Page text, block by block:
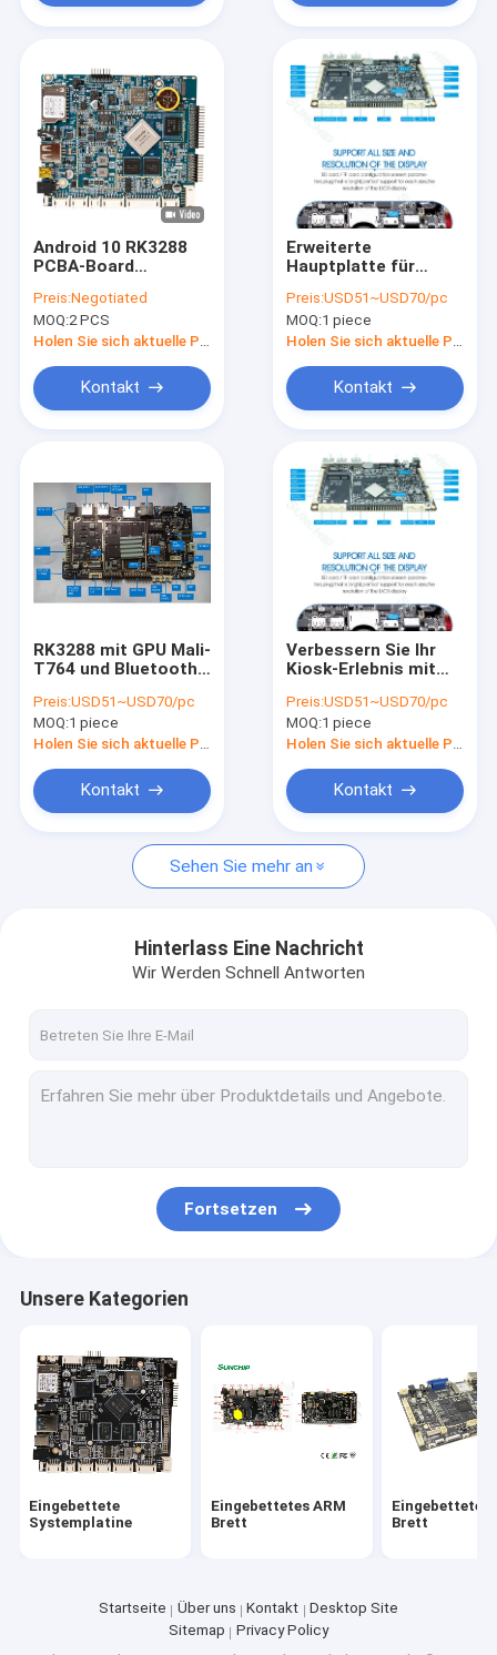
Produkte
Über uns
Fabrik-Ausflug
Nachrichten
Fälle
Eingebettete Systemplatine
Eingebettetes ARM Brett
Handelstablet-pc
Media Player
ausgedehnte LCD-Anzeige
Android bettete Brett ein
Industrielles ARM Brett
Android 10 RK3288
PCBA-Board
Steuerung
Entwicklung
Motherboard für
Preis:Negotiated
MOQ:2 PCS
Holen Sie sich aktuelle Preis
Kontakt
Erweiterte
Hauptplatte für
Bluetooth 5.2 und
Ethernet
Unterstützung
Preis:USD51~USD70/pc
MOQ:1 piece
Holen Sie sich aktuelle Preis
Kontakt
RK3288 mit GPU Mali-
T764 und Bluetooth
Preis:USD51~USD70/pc
MOQ:1 piece
Holen Sie sich aktuelle Preis
Kontakt
Verbessern Sie Ihr
Kiosk-Erlebnis mit
Bluetooth 5.2 und
Mali-T764 GPU
Preis:USD51~USD70/pc
MOQ:1 piece
Holen Sie sich aktuelle Preis
Kontakt
Sehen Sie mehr an
Hinterlass Eine Nachricht
Wir Werden Schnell Antworten
Fortsetzen
Unsere Kategorien
Eingebettete
Systemplatine
Eingebettetes ARM
Brett
Eingebettetes
Brett
Startseite Über uns Kontakt
Desktop Site
Sitemap
Privacy Policy